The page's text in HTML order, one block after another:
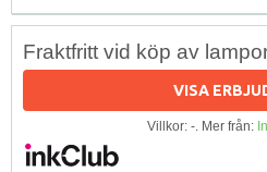
Fraktfritt vid köp av
VISA
Villkor: -. Mer från: